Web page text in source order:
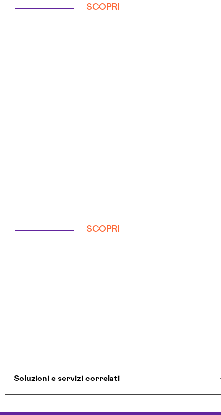
SCOPRI
SCOPRI
Soluzioni e servizi correlati
Aziende Intelligenza Artificiale Viterbo